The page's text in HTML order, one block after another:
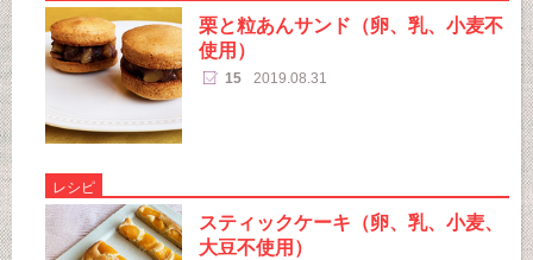
栗と粒あんサンド（卵、乳、小麦不
使用）
15 2019.08.31
レシピ
スティックケーキ（卵、乳、小麦、
大豆不使用）